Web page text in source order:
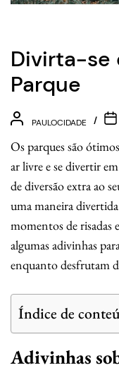
Divirta-se
Parque
PAULOCIDADE
Os parques são
ar livre e se divertir
de diversão extra ao
uma maneira
momentos de risadas
algumas adivinhas
enquanto desfrutam
Índice de
Adivinhas